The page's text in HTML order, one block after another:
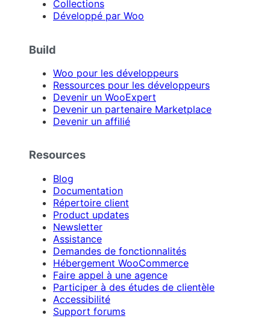
Collections
Développé par Woo
Build
Woo pour les développeurs
Ressources pour les développeurs
Devenir un WooExpert
Devenir un partenaire Marketplace
Devenir un affilié
Resources
Blog
Documentation
Répertoire client
Product updates
Newsletter
Assistance
Demandes de fonctionnalités
Hébergement WooCommerce
Faire appel à une agence
Participer à des études de clientèle
Accessibilité
Support forums